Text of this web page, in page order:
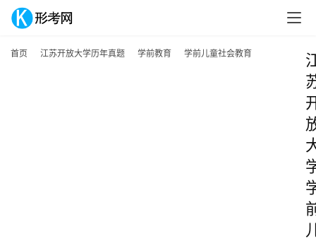
首页 江苏开放大学历年真题 学前教育 学前儿童社会教育